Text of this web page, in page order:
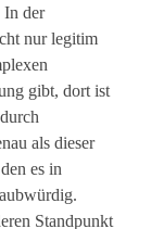
In der
nur legitim
gibt, dort ist
als dieser
es in
Standpunkt